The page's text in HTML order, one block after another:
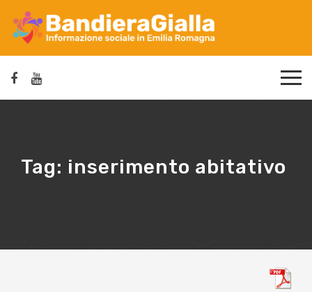
Tag: inserimento abitativo